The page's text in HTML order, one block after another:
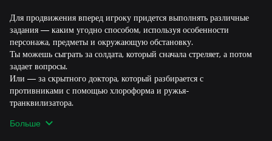
Для продвижения вперед игроку придется выполнять различные
задания — каким угодно способом, используя особенности
персонажа, предметы и окружающую обстановку.
Ты можешь сыграть за солдата, который сначала стреляет, а потом
задает вопросы.
Или — за скрытного доктора, который разбирается с
противниками с помощью хлороформа и ружья-
транквилизатора.
клеток и сколачивает небольшую армию?
Больше